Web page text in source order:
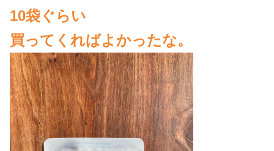
10袋ぐらい
買ってくればよかったな。